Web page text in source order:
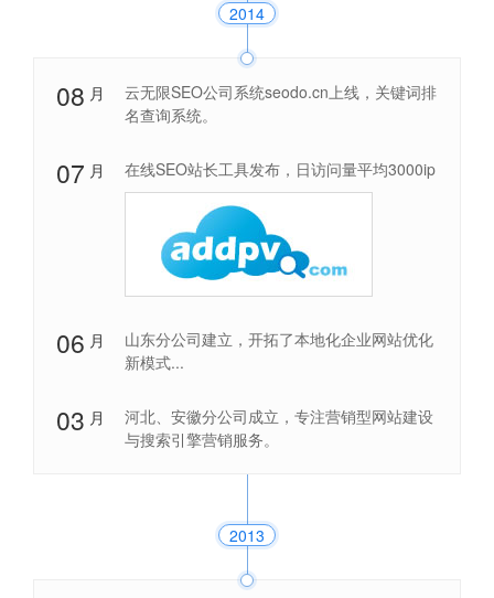
2014
08 月
云无限SEO公司系统seodo.cn上线，关键词排
名查询系统。
07 月 在线SEO站长工具发布，日访问量平均3000ip
06 月
山东分公司建立，开拓了本地化企业网站优化
新模式...
03 月
河北、安徽分公司成立，专注营销型网站建设
与搜索引擎营销服务。
2013